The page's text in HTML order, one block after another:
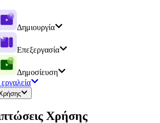
Δημιουργία
Επεξεργασία
Δημοσίευση
Χρήσης